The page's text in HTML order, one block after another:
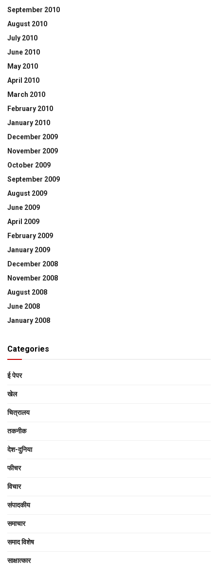
September 2010
August 2010
July 2010
June 2010
May 2010
April 2010
March 2010
February 2010
January 2010
December 2009
November 2009
October 2009
September 2009
August 2009
June 2009
April 2009
February 2009
January 2009
December 2008
November 2008
August 2008
June 2008
January 2008
Categories
ई पेपर
खेल
चित्रालय
तकनीक
देश-दुनिया
फीचर
विचार
संपादकीय
समाचार
समाद विशेष
साक्षात्‍कार